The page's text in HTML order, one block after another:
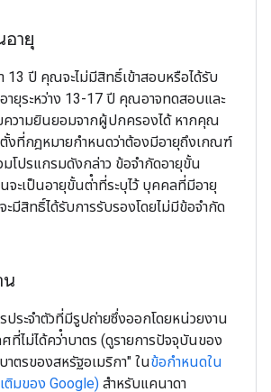
ายุ
13 ปี คุณจะไม่มีสิทธิ์เข้าสอบหรือได้รับ
ายุระหว่าง 13-17 ปี คุณอาจทดสอบและ
ความยินยอมจากผู้ปกครองได้ หากคุณ
ตั้งที่กฎหมายกําหนดว่าต้องมีอายุถึงเกณฑ์
มโปรแกรมดังกล่าว ข้อจํากัดอายุขั้น
ะเป็นอายุขั้นต่ําที่ระบุไว้ บุคคลที่มีอายุ
มีสิทธิ์ได้รับการรับรองโดยไม่มีข้อจํากัด
น
ระจําตัวที่มีรูปถ่ายซึ่งออกโดยหน่วยงาน
ศที่ไม่ได้คว่ําบาตร (ดูรายการปัจจุบันของ
าตรของสหรัฐอเมริกา" ในข้อกําหนดใน
ติมของ Google) สําหรับแคนาดา